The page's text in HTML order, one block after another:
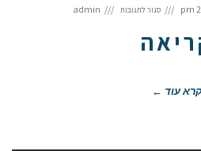
סגור לתגובות קריאה admin
עוד ←